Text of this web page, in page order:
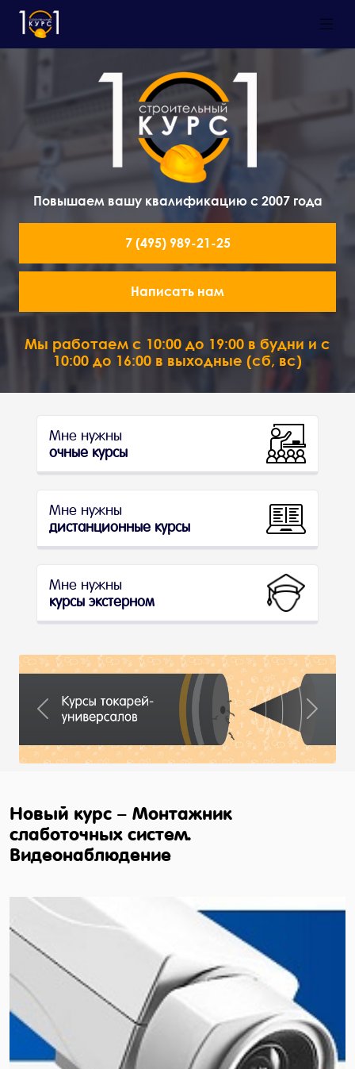
Повышаем вашу квалификацию с 2007 года
7 (495) 989-21-25
Написать нам
Мы работаем с 10:00 до 19:00 в будни и с
10:00 до 16:00 в выходные (сб, вс)
Мне нужны
очные курсы
Мне нужны
дистанционные курсы
Мне нужны
курсы экстерном
Previous Next
Новый курс – Монтажник
слаботочных систем.
Видеонаблюдение